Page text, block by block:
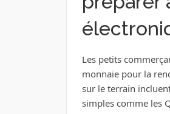
Les petits
monnaie pour la
sur le terrain
simples comme les